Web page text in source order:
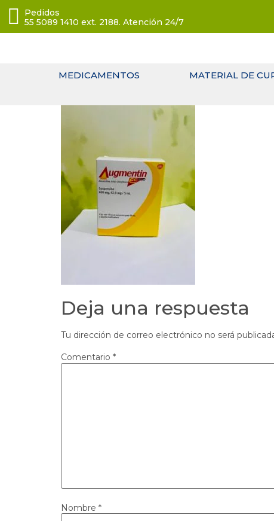
Pedidos
55 5089 1410 ext. 2188. Atención 24/7
MEDICAMENTOS MATERIAL DE
Deja una respuesta
Tu dirección de correo electrónico no será
Comentario *
Nombre *